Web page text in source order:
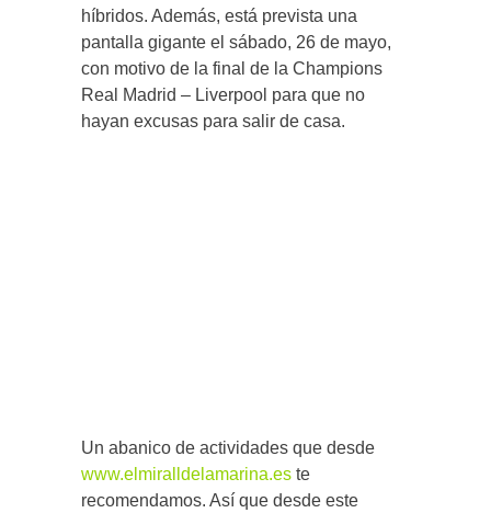
híbridos. Además, está prevista una
pantalla gigante el sábado, 26 de mayo,
con motivo de la final de la Champions
Real Madrid – Liverpool para que no
hayan excusas para salir de casa.
Un abanico de actividades que desde
www.elmiralldelamarina.es te
recomendamos. Así que desde este